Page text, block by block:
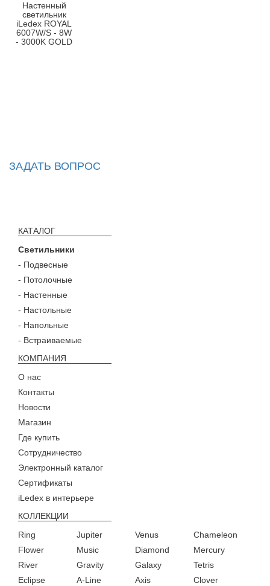
Настенный
светильник
iLedex ROYAL
6007W/S - 8W
- 3000K GOLD
ЗАДАТЬ ВОПРОС
КАТАЛОГ
Светильники
- Подвесные
- Потолочные
- Настенные
- Настольные
- Напольные
- Встраиваемые
КОМПАНИЯ
О нас
Контакты
Новости
Магазин
Где купить
Сотрудничество
Электронный каталог
Сертификаты
iLedex в интерьере
КОЛЛЕКЦИИ
Ring
Flower
Jupiter
Music
Venus
Diamond
Chameleon
Mercury
River
Eclipse
Gravity
A-Line
Galaxy
Axis
Tetris
Clover